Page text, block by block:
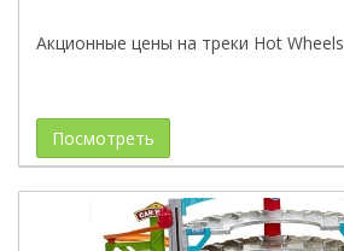
Акционные цены на треки Hot Wheels
Посмотреть